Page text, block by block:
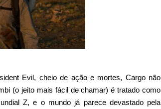
Evil, cheio de ação e mortes, Cargo não
(o jeito mais fácil de chamar) é tratado como
Z, e o mundo já parece devastado pela